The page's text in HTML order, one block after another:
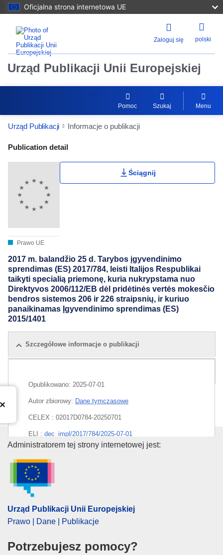
Oficjalna strona internetowa UE
Zaloguj się polski
Urząd Publikacji Unii Europejskiej
Pomoc Szukaj Menu
Urząd Publikacji Informacje o publikacji
Publication Detail Actions Portlet
Publication detail
Prawo UE
Ściągnij
2017 m. balandžio 25 d. Tarybos įgyvendinimo
sprendimas (ES) 2017/784, leisti Italijos Respublikai
taikyti specialią priemonę, kuria nukrypstama nuo
Direktyvos 2006/112/EB dėl pridėtinės vertės mokesčio
bendros sistemos 206 ir 226 straipsnių, ir kuriuo
panaikinamas Įgyvendinimo sprendimas (ES)
2015/1401
Szczegółowe informacje o publikacji
Opublikowano: 2025-07-01
Autor zbiorowy: Dane tymczasowe
CELEX : 02017D0784-20250701
ELI : dec_impl/2017/784/2025-07-01
EDITION : ea3ae000-d80e-11ea-adf7-01aa75ed71a1
Urząd Publikacji Unii
Administratorem tej strony internetowej jest:
Urząd Publikacji Unii Europejskiej
Prawo | Dane | Publikacje
Potrzebujesz pomocy?